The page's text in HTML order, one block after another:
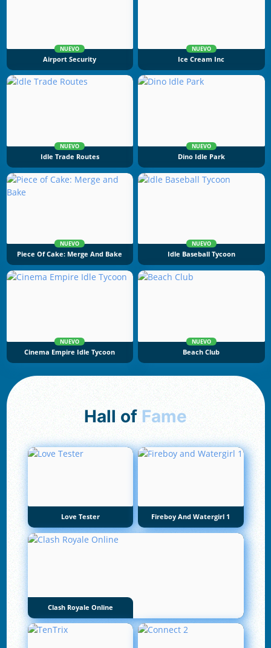
NUEVO
Airport Security
NUEVO
Ice Cream Inc
NUEVO
Idle Trade Routes
NUEVO
Dino Idle Park
NUEVO
Piece Of Cake: Merge And Bake
NUEVO
Idle Baseball Tycoon
NUEVO
Cinema Empire Idle Tycoon
NUEVO
Beach Club
Hall of Fame
Love Tester Fireboy And Watergirl 1
Clash Royale Online